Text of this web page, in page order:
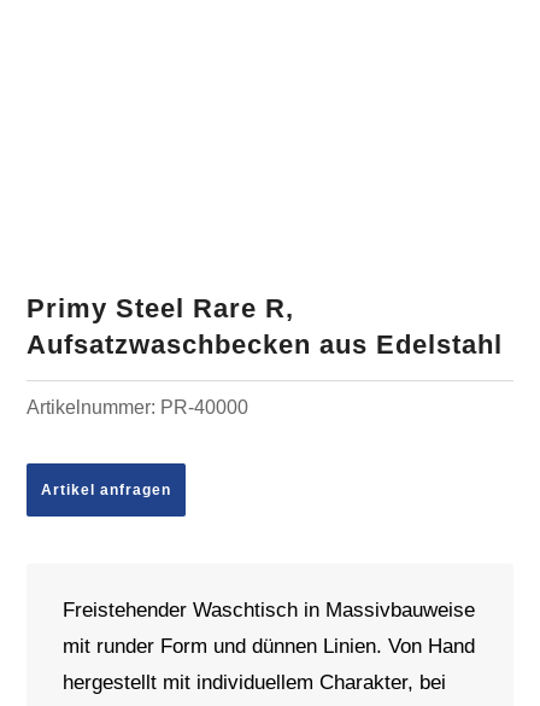
Primy Steel Rare R,
Aufsatzwaschbecken aus Edelstahl
Artikelnummer: PR-40000
Artikel anfragen
Freistehender Waschtisch in Massivbauweise
mit runder Form und dünnen Linien. Von Hand
hergestellt mit individuellem Charakter, bei